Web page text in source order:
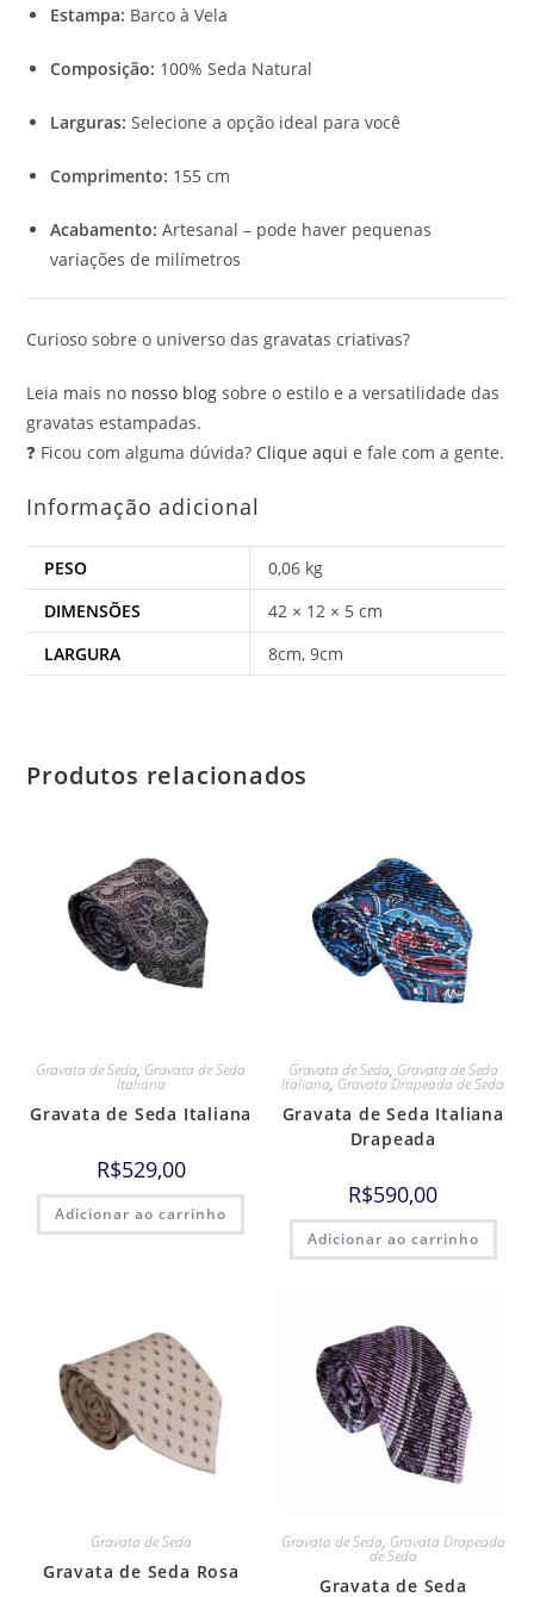
Estampa: Barco à Vela
Composição: 100% Seda Natural
Larguras: Selecione a opção ideal para você
Comprimento: 155 cm
Acabamento: Artesanal – pode haver pequenas
variações de milímetros
Curioso sobre o universo das gravatas criativas?
Leia mais no nosso blog sobre o estilo e a versatilidade das
gravatas estampadas.
❓ Ficou com alguma dúvida? Clique aqui e fale com a gente.
Informação adicional
PESO
0,06 kg
DIMENSÕES
42 × 12 × 5 cm
LARGURA
8cm, 9cm
Produtos relacionados
Gravata de Seda, Gravata de Seda
Italiana
Gravata de Seda Italiana
R$529,00
Adicionar ao carrinho
Gravata de Seda, Gravata de Seda
Italiana, Gravata Drapeada de Seda
Gravata de Seda Italiana
Drapeada
R$590,00
Adicionar ao carrinho
Gravata de Seda
Gravata de Seda Rosa
Gravata de Seda, Gravata Drapeada
de Seda
Gravata de Seda